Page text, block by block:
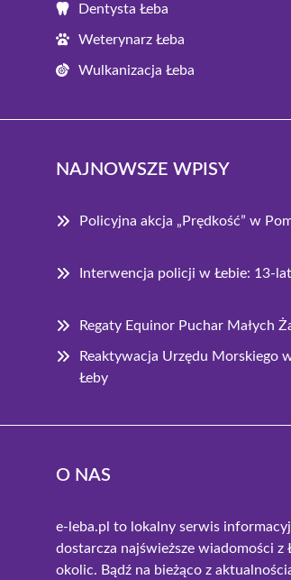
Dentysta Łeba
Weterynarz Łeba
Wulkanizacja Łeba
NAJNOWSZE WPISY
Policyjna akcja „Prędkość” w
Interwencja policji w Łebie: 13-
Regaty Equinor Puchar Małych
Reaktywacja Urzędu Morskiego
Łeby
O NAS
e-leba.pl to lokalny serwis
dostarcza najświeższe wiadomości z
okolic. Bądź na bieżąco z